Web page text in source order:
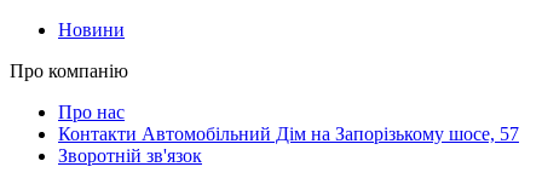
Новини
Про компанію
Про нас
Контакти Автомобільний Дім на Запорізькому шосе, 57
Зворотній зв'язок